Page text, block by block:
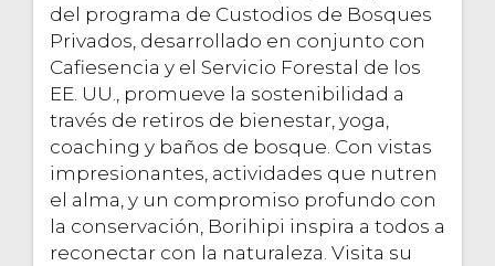
del programa de Custodios de Bosques
Privados, desarrollado en conjunto con
Cafiesencia y el Servicio Forestal de los
EE. UU., promueve la sostenibilidad a
través de retiros de bienestar, yoga,
coaching y baños de bosque. Con vistas
impresionantes, actividades que nutren
el alma, y un compromiso profundo con
la conservación, Borihipi inspira a todos a
reconectar con la naturaleza. Visita su